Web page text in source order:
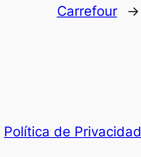
Carrefour
→
Política de Privacidad